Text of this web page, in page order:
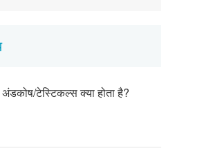
अंडकोष/टेस्टिकल्स क्या होता है?